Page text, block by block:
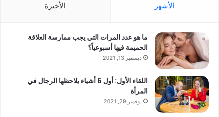
الأشهر الأخيرة
ما هو عدد المرات التي يجب ممارسة العلاقة
الحميمة فيها أسبوعياً؟
ديسمبر 13, 2021
اللقاء الأول: أول 6 أشياء يلاحظها الرجال في
المرأة
نوفمبر 29, 2021